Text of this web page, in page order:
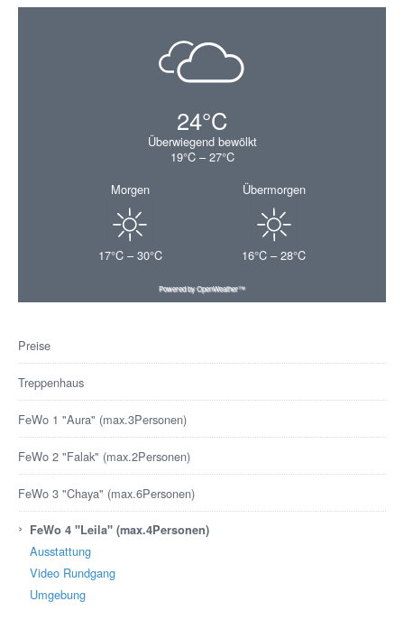
24°C
Überwiegend bewölkt
19°C – 27°C
Morgen
17°C – 30°C
Übermorgen
16°C – 28°C
Powered by OpenWeather™
Preise
Treppenhaus
FeWo 1 "Aura" (max.3Personen)
FeWo 2 "Falak" (max.2Personen)
FeWo 3 "Chaya" (max.6Personen)
› FeWo 4 "Leila" (max.4Personen)
Ausstattung
Video Rundgang
Umgebung